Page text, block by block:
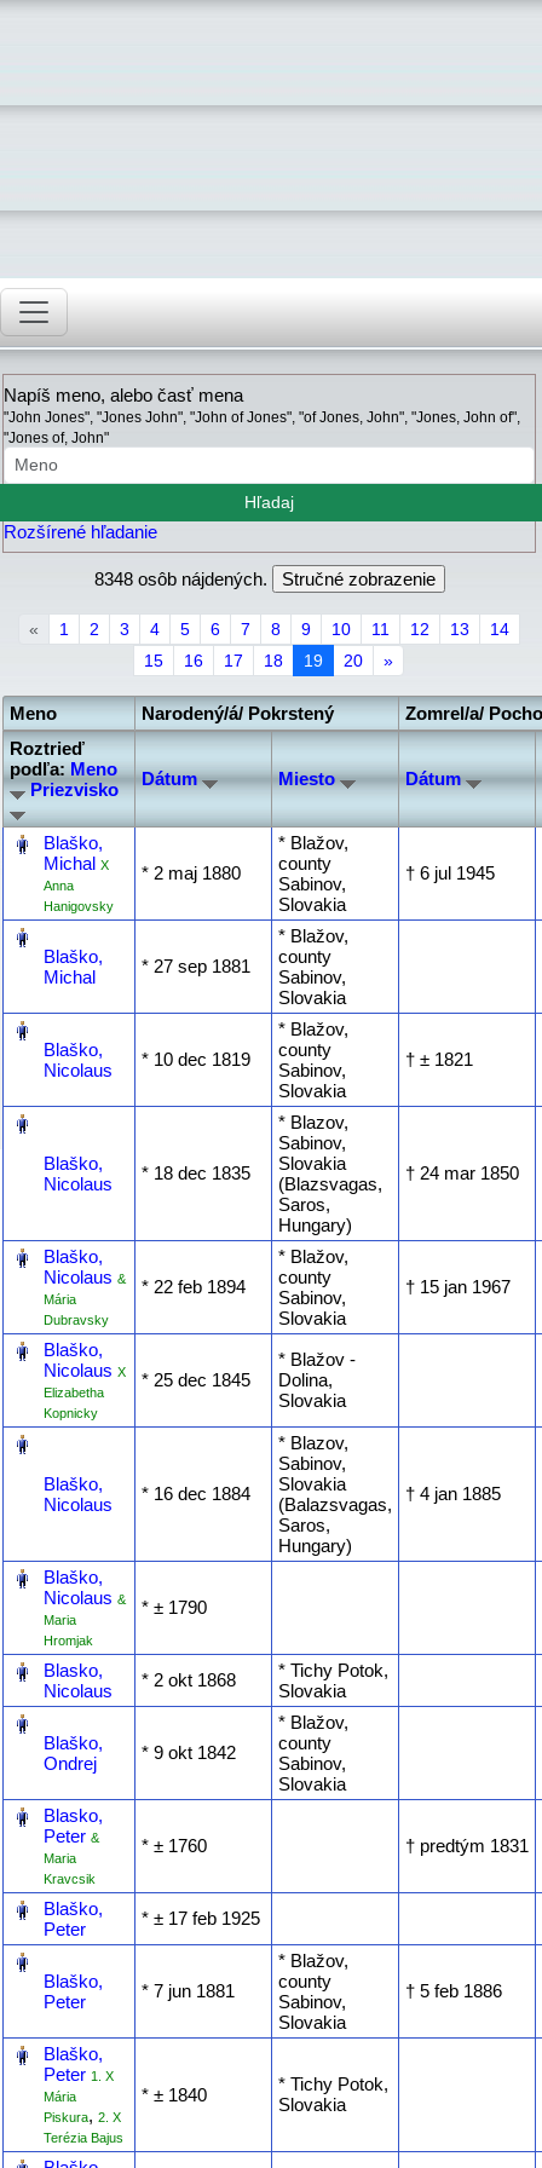
Napíš meno, alebo časť mena
"John Jones", "Jones John", "John of Jones", "of Jones, John", "Jones, John of",
"Jones of, John"
Rozšírené hľadanie
8348 osôb nájdených.
« 1 2 3 4 5 6 7 8 9 10 11 12 13
14
15
16 17 18 19 20 »
Meno Narodený/á/ Pokrstený
Zomrel/a/
Roztrieď
podľa:Meno
Priezvisko
Dátum Miesto Dátum
Blaško,
Michal X
Anna
Hanigovsky
* ‎2 maj 1880
* Blažov,
county
Sabinov,
Slovakia
† ‎6 jul 1945
Blaško,
Michal
* ‎27 sep 1881
* Blažov,
county
Sabinov,
Slovakia
Blaško,
Nicolaus
* ‎10 dec 1819
* Blažov,
county
Sabinov,
Slovakia
† ‎± 1821
Blaško,
Nicolaus
* ‎18 dec 1835
* Blazov,
Sabinov,
Slovakia
(Blazsvagas,
Saros,
Hungary)
† ‎24 mar 1850
Blaško,
Nicolaus &
Mária
Dubravsky
* ‎22 feb 1894
* Blažov,
county
Sabinov,
Slovakia
† ‎15 jan 1967
Blaško,
Nicolaus X
Elizabetha
Kopnicky
* ‎25 dec 1845
* Blažov -
Dolina,
Slovakia
Blaško,
Nicolaus
* ‎16 dec 1884
* Blazov,
Sabinov,
Slovakia
(Balazsvagas,
Saros,
Hungary)
† ‎4 jan 1885
Blaško,
Nicolaus &
Maria
Hromjak
* ‎± 1790
Blasko,
Nicolaus
* ‎2 okt 1868
* Tichy Potok,
Slovakia
Blaško,
Ondrej
* ‎9 okt 1842
* Blažov,
county
Sabinov,
Slovakia
Blasko,
Peter &
Maria
Kravcsik
* ‎± 1760 † ‎predtým 1831
Blaško,
Peter
* ‎± 17 feb 1925
Blaško,
Peter
* ‎7 jun 1881
* Blažov,
county
Sabinov,
Slovakia
† ‎5 feb 1886
Blaško,
Peter 1. X
Mária
Piskura, 2. X
Terézia Bajus
* ‎± 1840
* Tichy Potok,
Slovakia